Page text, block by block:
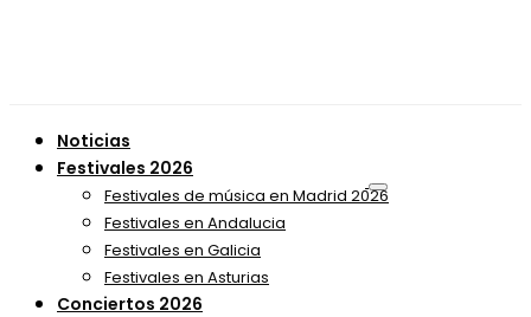
Noticias
Festivales 2026
Festivales de música en Madrid 2026
Festivales en Andalucia
Festivales en Galicia
Festivales en Asturias
Conciertos 2026